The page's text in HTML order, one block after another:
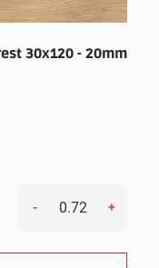
30x120 - 20mm
- +